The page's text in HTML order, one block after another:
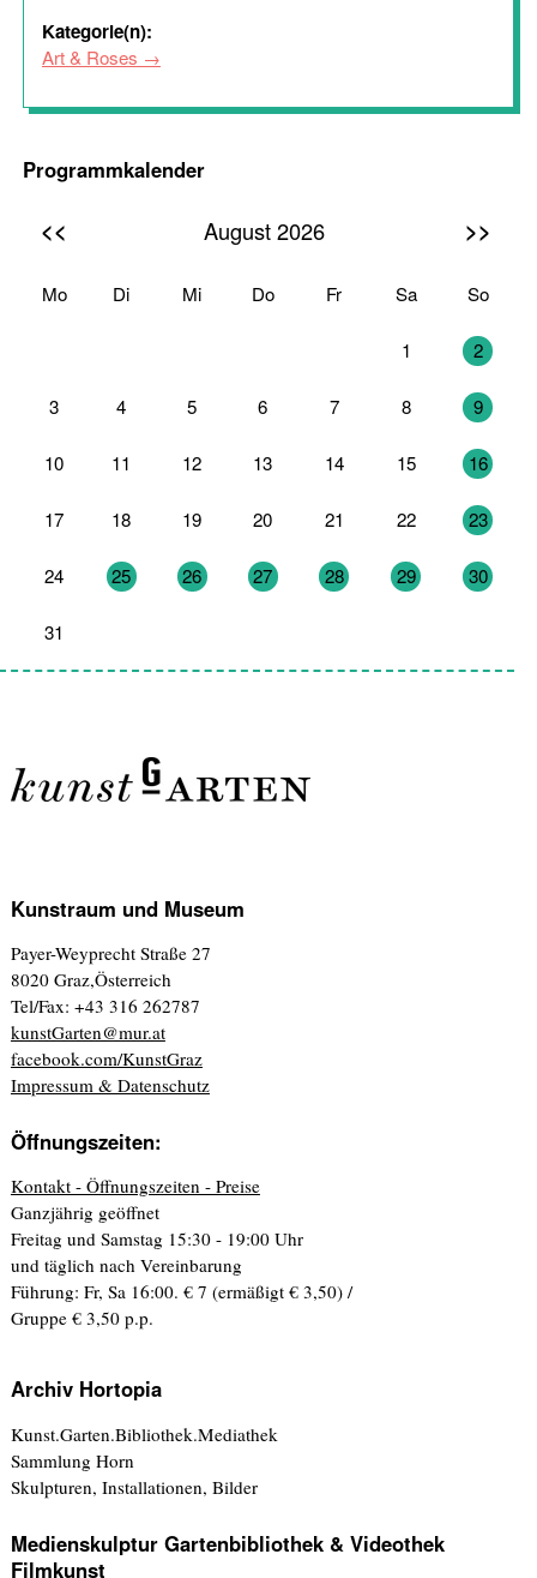
Kategorie(n):
Art & Roses
Programmkalender
<< August 2026 >>
Mo Di Mi Do Fr Sa So
1 2
3 4 5 6 7 8 9
10 11 12 13 14 15 16
17 18 19 20 21 22 23
24 25 26 27 28 29 30
31
Kunstraum und Museum
Payer-Weyprecht Straße 27
8020 Graz,Österreich
Tel/Fax: +43 316 262787
kunstGarten@mur.at
facebook.com/KunstGraz
Impressum & Datenschutz
Öffnungszeiten:
Kontakt - Öffnungszeiten - Preise
Ganzjährig geöffnet
Freitag und Samstag 15:30 - 19:00 Uhr
und täglich nach Vereinbarung
Führung: Fr, Sa 16:00. € 7 (ermäßigt € 3,50) /
Gruppe € 3,50 p.p.
Archiv Hortopia
Kunst.Garten.Bibliothek.Mediathek
Sammlung Horn
Skulpturen, Installationen, Bilder
Medienskulptur Gartenbibliothek & Videothek
Filmkunst